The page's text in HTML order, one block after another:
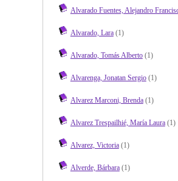
Alvarado Fuentes, Alejandro
Alvarado, Lara(1)
Alvarado, Tomás Alberto(1)
Alvarenga, Jonatan Sergio(1)
Alvarez Marconi, Brenda(1)
Alvarez Trespailhié, María Laura(1)
Alvarez, Victoria(1)
Alverde, Bárbara(1)